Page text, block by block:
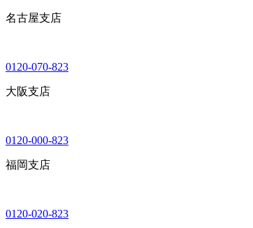
名古屋支店
0120-070-823
大阪支店
0120-000-823
福岡支店
0120-020-823